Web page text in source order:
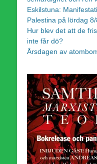
Eskilstuna:
Palestina på lördag 8/
Hur blev det att de
inte får dö?
Årsdagen av